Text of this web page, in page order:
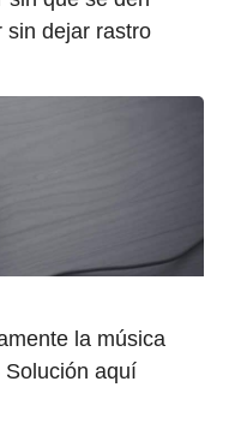
sin dejar rastro
la música
aquí